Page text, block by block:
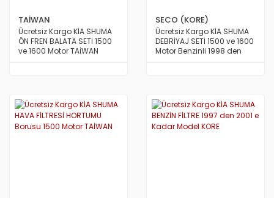
TAİWAN
Ücretsiz Kargo KİA SHUMA
ÖN FREN BALATA SETİ 1500
ve 1600 Motor TAİWAN
SECO (KORE)
Ücretsiz Kargo KİA SHUMA
DEBRİYAJ SETİ 1500 ve 1600
Motor Benzinli 1998 den